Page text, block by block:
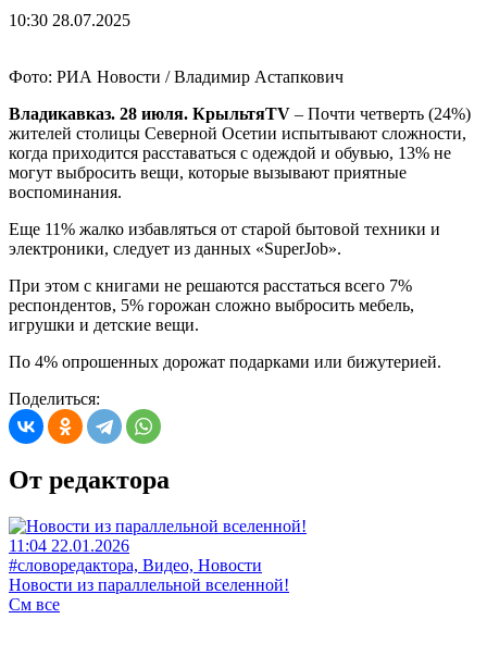
10:30 28.07.2025
Фото: РИА Новости / Владимир Астапкович
Владикавказ. 28 июля. КрыльтяTV – Почти четверть (24%)
жителей столицы Северной Осетии испытывают сложности,
когда приходится расставаться с одеждой и обувью, 13% не
могут выбросить вещи, которые вызывают приятные
воспоминания.
Еще 11% жалко избавляться от старой бытовой техники и
электроники, следует из данных «SuperJob».
При этом с книгами не решаются расстаться всего 7%
респондентов, 5% горожан сложно выбросить мебель,
игрушки и детские вещи.
По 4% опрошенных дорожат подарками или бижутерией.
Поделиться:
От редактора
11:04 22.01.2026
#словоредактора, Видео, Новости
Новости из параллельной вселенной!
См все